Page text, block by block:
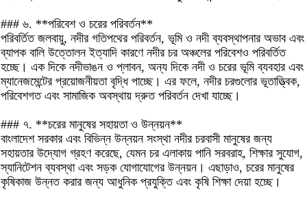
### ৬. **পরিবেশ ও চরের পরিবর্তন**
পরিবর্তিত জলবায়ু, নদীর গতিপথের পরিবর্তন, ভূমি ও নদী ব্যবস্থাপনার অভাব এবং
ব্যাপক বালি উত্তোলন ইত্যাদি কারণে নদীর চর অঞ্চলের পরিবেশও পরিবর্তিত
হচ্ছে। এক দিকে নদীভাঙন ও প্লাবন, অন্য দিকে নদী ও চরের ভূমি ব্যবহার এবং
ম্যানেজমেন্টের প্রয়োজনীয়তা বৃদ্ধি পাচ্ছে। এর ফলে, নদীর চরগুলোর ভূতাত্ত্বিক,
পরিবেশগত এবং সামাজিক অবস্থায় দ্রুত পরিবর্তন দেখা যাচ্ছে।
### ৭. **চরের মানুষের সহায়তা ও উন্নয়ন**
বাংলাদেশ সরকার এবং বিভিন্ন উন্নয়ন সংস্থা নদীর চরবাসী মানুষের জন্য
সহায়তার উদ্যোগ গ্রহণ করেছে, যেমন চর এলাকায় পানি সরবরাহ, শিক্ষার সুযোগ,
স্যানিটেশন ব্যবস্থা এবং সড়ক যোগাযোগের উন্নয়ন। এছাড়াও, চরের মানুষের
কৃষিকাজ উন্নত করার জন্য আধুনিক প্রযুক্তি এবং কৃষি শিক্ষা দেয়া হচ্ছে।